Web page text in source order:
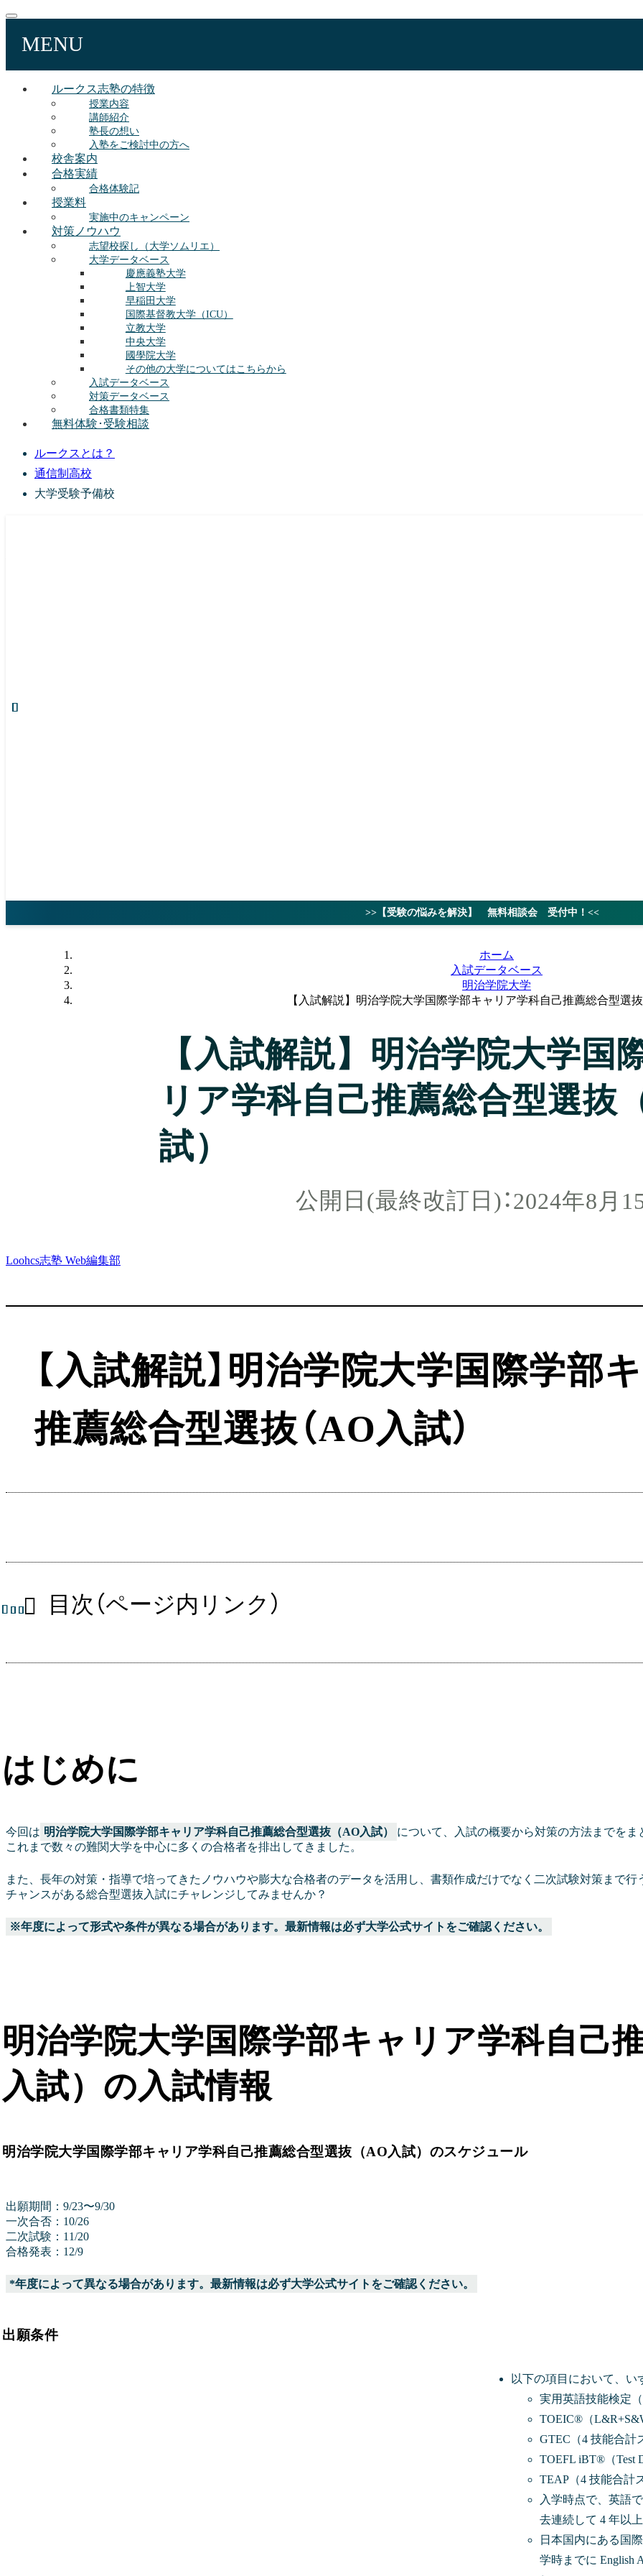
MENU
ルークス志塾の特徴
授業内容
講師紹介
塾長の想い
入塾をご検討中の方へ
校舎案内
合格実績
合格体験記
授業料
実施中のキャンペーン
対策ノウハウ
志望校探し（大学ソムリエ）
大学データベース
慶應義塾大学
上智大学
早稲田大学
国際基督教大学（ICU）
立教大学
中央大学
國學院大学
その他の大学についてはこちらから
入試データベース
対策データベース
合格書類特集
無料体験･受験相談
ルークスとは？
通信制高校
大学受験予備校
>>【受験の悩みを解決】 無料相談会 受付中！<<
ホーム
入試データベース
明治学院大学
【入試解説】明治学院大学国際学部キャリア学科自己推薦総合型選抜
【入試解説】明治学院大学国
リア学科自己推薦総合型選抜
試）
2024年8月
Loohcs志塾 Web編集部
【入試解説】明治学院大学国際学部
推薦総合型選抜（AO入試）
目次（ページ内リンク）
はじめに
今回は 明治学院大学国際学部キャリア学科自己推薦総合型選抜（AO入試）
について、入試の概要から対策の方法までを
これまで数々の難関大学を中心に多くの合格者を排出してきました。
また、長年の対策・指導で培ってきたノウハウや膨大な合格者のデータを活用し、書類作成だけでなく二次試験対策まで
チャンスがある総合型選抜入試にチャレンジしてみませんか？
※年度によって形式や条件が異なる場合があります。最新情報は必ず大学公式サイトをご確認ください。
明治学院大学国際学部キャリア学科自己
入試）の入試情報
明治学院大学国際学部キャリア学科自己推薦総合型選抜（AO入試）のスケジュール
出願期間：9/23〜9/30
一次合否：10/26
二次試験：11/20
合格発表：12/9
*年度によって異なる場合があります。最新情報は必ず大学公式サイトをご確認ください。
出願条件
以下の項目において、い
実用英語技能検定
TOEIC®（
GTEC（4 技能合計
TOEFL iBT®（Test
TEAP（4 技能合計
入学時点で、英語
去連続して 4 年以
日本国内にある国
学時までに English